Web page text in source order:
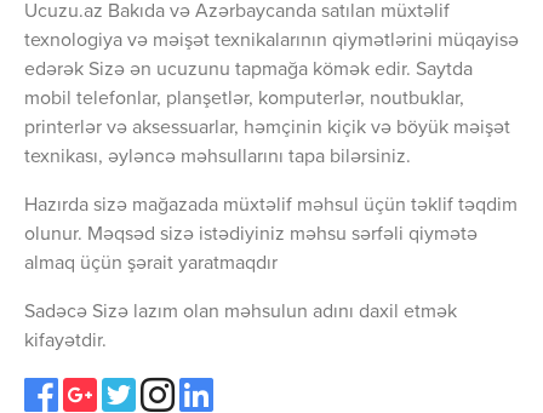
Ucuzu.az Bakıda və Azərbaycanda satılan müxtəlif
texnologiya və məişət texnikalarının qiymətlərini müqayisə
edərək Sizə ən ucuzunu tapmağa kömək edir. Saytda
mobil telefonlar, planşetlər, komputerlər, noutbuklar,
printerlər və aksessuarlar, həmçinin kiçik və böyük məişət
texnikası, əyləncə məhsullarını tapa bilərsiniz.
Hazırda sizə mağazada müxtəlif məhsul üçün təklif təqdim
olunur. Məqsəd sizə istədiyiniz məhsu sərfəli qiymətə
almaq üçün şərait yaratmaqdır
Sadəcə Sizə lazım olan məhsulun adını daxil etmək
kifayətdir.